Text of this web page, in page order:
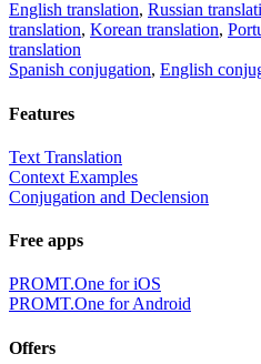
English translation, Russian
translation, Korean translation,
translation
Spanish conjugation, English
Features
Text Translation
Context Examples
Conjugation and Declension
Free apps
PROMT.One for iOS
PROMT.One for Android
Offers